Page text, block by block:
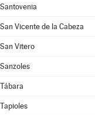
Santovenia
San Vicente de la Cabeza
San Vitero
Sanzoles
Tábara
Tapioles